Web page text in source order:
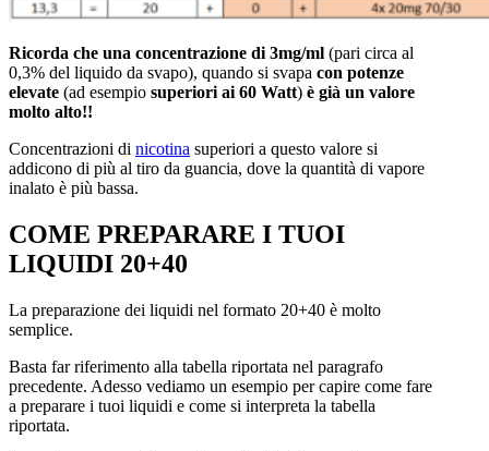
Ricorda che una concentrazione di 3mg/ml (pari circa al
0,3% del liquido da svapo), quando si svapa con potenze
elevate (ad esempio superiori ai 60 Watt) è già un valore
molto alto!!
Concentrazioni di nicotina superiori a questo valore si
addicono di più al tiro da guancia, dove la quantità di vapore
inalato è più bassa.
COME PREPARARE I TUOI
LIQUIDI 20+40
La preparazione dei liquidi nel formato 20+40 è molto
semplice.
Basta far riferimento alla tabella riportata nel paragrafo
precedente. Adesso vediamo un esempio per capire come fare
a preparare i tuoi liquidi e come si interpreta la tabella
riportata.